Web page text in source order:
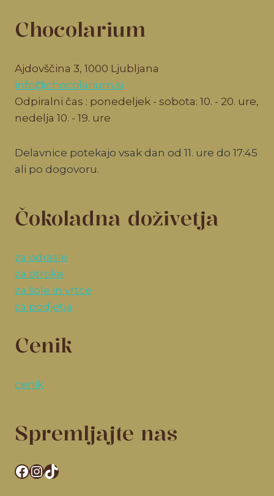
Chocolarium
Ajdovščina 3, 1000 Ljubljana
info@chocolarium.si
Odpiralni čas : ponedeljek - sobota: 10. - 20. ure,
nedelja 10. - 19. ure
Delavnice potekajo vsak dan od 11. ure do 17:45
ali po dogovoru.
Čokoladna doživetja
za odrasle
za otroke
za šole in vrtce
za podjetja
Cenik
cenik
Spremljajte nas
Facebook
Instagram
TikTok